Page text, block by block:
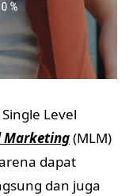
Level
Marketing(MLM)
dapat
dan juga